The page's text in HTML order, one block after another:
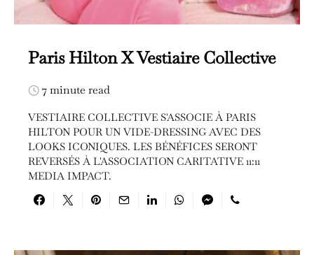
Paris Hilton X Vestiaire Collective
7 minute read
VESTIAIRE COLLECTIVE S'ASSOCIE À PARIS
HILTON POUR UN VIDE-DRESSING AVEC DES
LOOKS ICONIQUES. LES BÉNÉFICES SERONT
REVERSÉS À L'ASSOCIATION CARITATIVE 11:11
MEDIA IMPACT.